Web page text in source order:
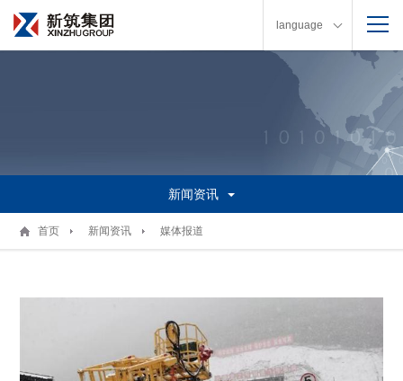
language
新闻资讯
首页 新闻资讯 媒体报道